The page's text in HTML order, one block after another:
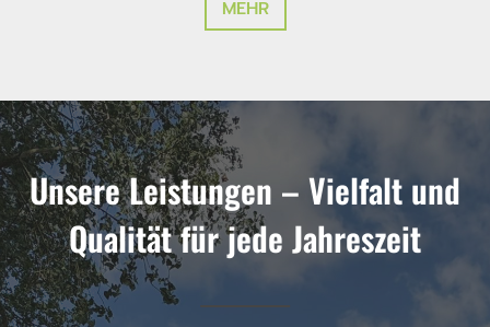
MEHR
Unsere Leistungen – Vielfalt und
Qualität für jede Jahreszeit